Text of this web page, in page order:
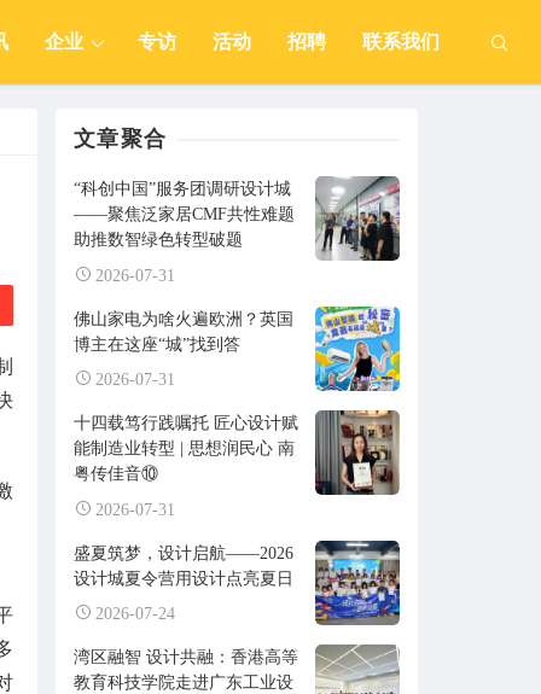
企业 专访 活动 招聘 联系我们
文章聚合
“科创中国”服务团调研设计城
——聚焦泛家居CMF共性难题
助推数智绿色转型破题
2026-07-31
佛山家电为啥火遍欧洲？英国
博主在这座“城”找到答
2026-07-31
十四载笃行践嘱托 匠心设计赋
能制造业转型 | 思想润民心 南
粤传佳音⑩
2026-07-31
盛夏筑梦，设计启航——2026
设计城夏令营用设计点亮夏日
2026-07-24
湾区融智 设计共融：香港高等
教育科技学院走进广东工业设